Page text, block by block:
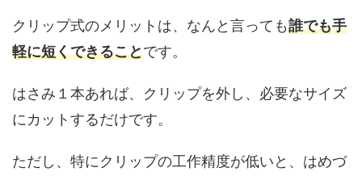
クリップ式のメリットは、なんと言っても誰でも手
軽に短くできることです。
はさみ１本あれば、クリップを外し、必要なサイズ
にカットするだけです。
ただし、特にクリップの工作精度が低いと、はめづ